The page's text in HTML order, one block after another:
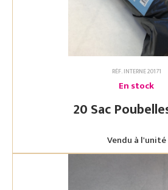
RÉF. INTERNE 20171
En stock
Vendu à l'unité